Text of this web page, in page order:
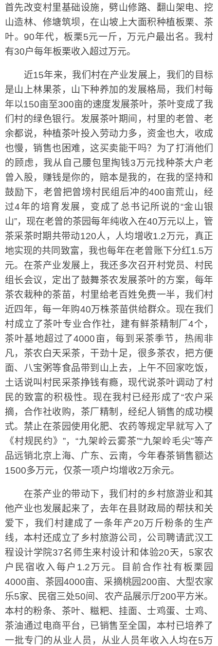
首先改变村里基础设施，劈山修路、翻山架电、挖
山造林、修塘筑坝，在山坡上大面积种植板栗、茶
叶。90年代，板栗5元一斤，万元户最出名。我村
有30户每年板栗收入超过万元。
近15年来，我们村在产业发展上，我们的目标
是山上林果茶，山下种养加的发展格局，我们村每
年以150亩至300亩的速度发展茶叶，茶叶变成了我
们村的绿色银行。发展茶叶期间，村里的老曾、老
余都说，种植茶叶投入劳动力多，资金也大，收成
也慢，销售也困难，这买卖能干吗？为了打消他们
的顾虑，我从自己腰包里掏钱3万元找种茶大户老
曾入股，赚钱是你的，赔本是我的，在我的坚持和
鼓励下，老曾把曾塝村民组后冲的400亩荒山，经
过4年的培育发展，变成了总书记所说的“金山银
山”，现在老曾的茶园每年纯收入在40万元以上，管
茶采茶时期共带动120人，人均增收1.2万元，真正
地实现的共同致富，我也每年在老曾账下分红1.5万
元。在茶产业发展上，我还多次召开村党员、村民
组长会议，定出了鼓舞茶农发展茶叶的方案，每年
茶农栽种的茶苗，村里给老百姓免费一半，我们村
近四年，每一年购40万株茶苗供给群众。现在我们
村成立了茶叶专业合作社，建有鲜茶精制厂4个，
茶叶基地超过了4000亩，每到采茶季节，热闹非
凡，茶农白天采茶，干劲十足，很多茶农，把方便
面、八宝粥等食品带到山上去，上午不回家吃饭，
土话说叫村民采茶挣钱有瘾，现代说茶叶调动了村
民的致富的积极性。现在我村已经形成了“农户采
摘，合作社收购，茶厂精制，经纪人销售的成功模
式。禁止在茶园使用化肥、农药等规定早就写入了
《村规民约》”，“九架岭云雾茶”“九架岭毛尖”等产
品远销北京上海、广东、云南，今年春茶销售额达
1500多万元，仅茶一项户均增收2万余元。
在茶产业的带动下，我们村的乡村旅游业和其
他产业也发展起来了，去年在县财政局的帮扶和关
爱下，我们村建成了一条年产20万斤粉条的生产
线，本村还成立了乡村旅游公司，公司聘请武汉工
程设计学院37名师生来村设计和体验20天，5家农
户民宿收入每户1.2万元。目前合作社有板栗园
4000亩、茶园4000亩、采摘桃园200亩、大型农家
乐5家、民宿三处50间、农产品展示厅200平方米。
本村的粉条、茶叶、糍粑、挂面、士鸡蛋、士鸡、
茶油通过电商平台，已销售至全国，本村已培养了
一批专门的从业人员，从业人员年收入人均在5万